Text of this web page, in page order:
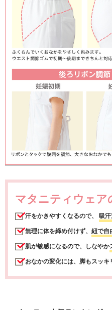
マタニティウェア
汗をかきやすくなるので、 吸
無理に体を締め付けず、 紐で自
肌が敏感になるので、しなやか
おなかの変化には、脚もスッキ